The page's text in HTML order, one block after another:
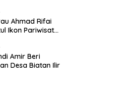
Ahmad Rifai
Ikon Pariwisata
Amir Beri
Desa Biatan Ilir